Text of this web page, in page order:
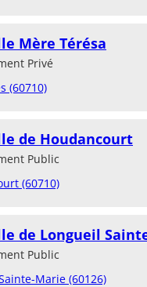
Mère Térésa
Privé
(60710)
de Houdancourt
Public
(60710)
de Longueil
Public
Marie (60126)